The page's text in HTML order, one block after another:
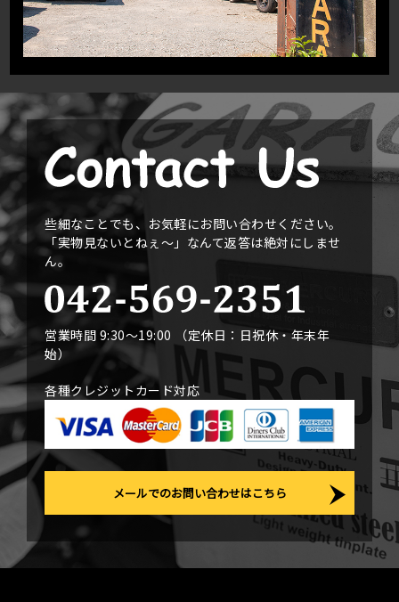
些細なことでも、お気軽にお問い合わせください。
「実物見ないとねぇ〜」なんて返答は絶対にしませ
ん。
営業時間 9:30〜19:00 （定休日：日祝休・年末年
始）
各種クレジットカード対応
メールでのお問い合わせはこちら